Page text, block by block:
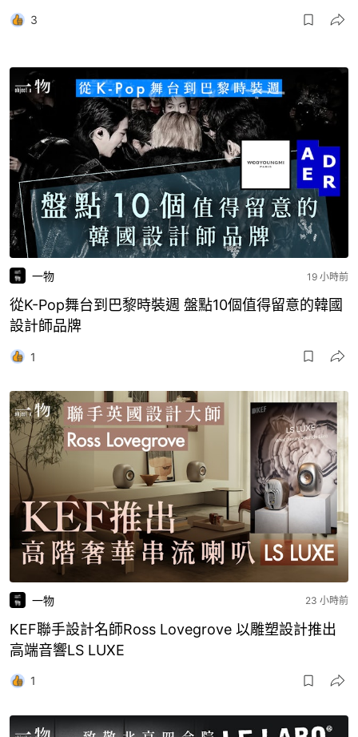
3
一物 19 小時前
從K-Pop舞台到巴黎時裝週 盤點10個值得留意的韓國
設計師品牌
1
一物 23 小時前
KEF聯手設計名師Ross Lovegrove 以雕塑設計推出
高端音響LS LUXE
1